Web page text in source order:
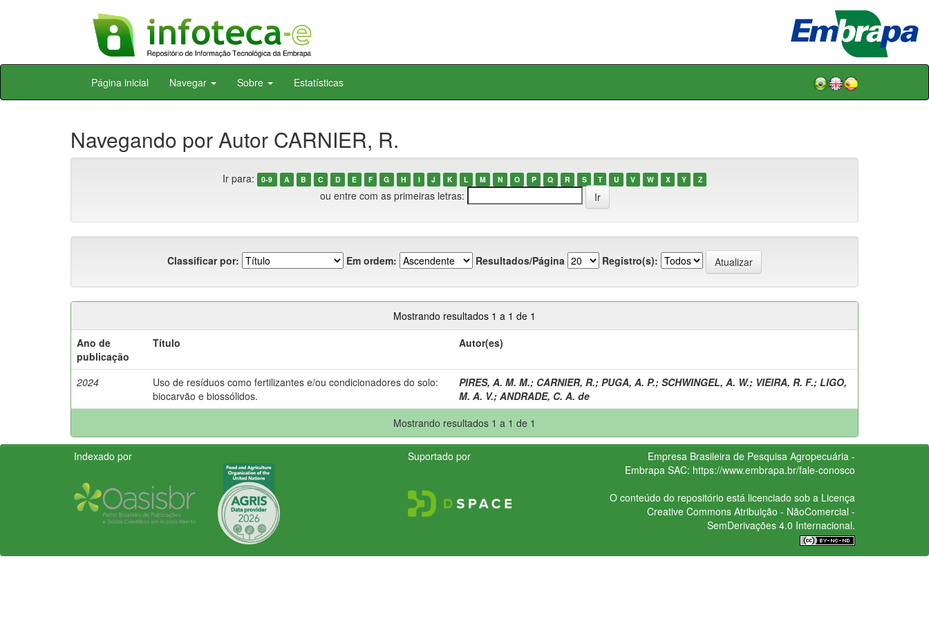
Skip
Página inicial Navegar Sobre Estatísticas
Navegando por Autor CARNIER, R.
Ir para: 0-9 A B C D E F G H I J K L M N O P Q R S T U V W X Y Z
ou entre com as primeiras letras:
Classificar por: Em ordem: Resultados/Página Registro(s):
Mostrando resultados 1 a 1 de 1
Ano de
publicação
Título Autor(es)
2024
Uso de resíduos como fertilizantes e/ou condicionadores do solo:
biocarvão e biossólidos.
PIRES, A. M. M.; CARNIER, R.; PUGA, A. P.; SCHWINGEL, A. W.; VIEIRA, R. F.; LIGO,
M. A. V.; ANDRADE, C. A. de
Mostrando resultados 1 a 1 de 1
Indexado por Suportado por
Empresa Brasileira de Pesquisa Agropecuária -
Embrapa SAC: https://www.embrapa.br/fale-conosco
O conteúdo do repositório está licenciado sob a Licença
Creative CommonsAtribuição - NãoComercial -
SemDerivações 4.0 Internacional.